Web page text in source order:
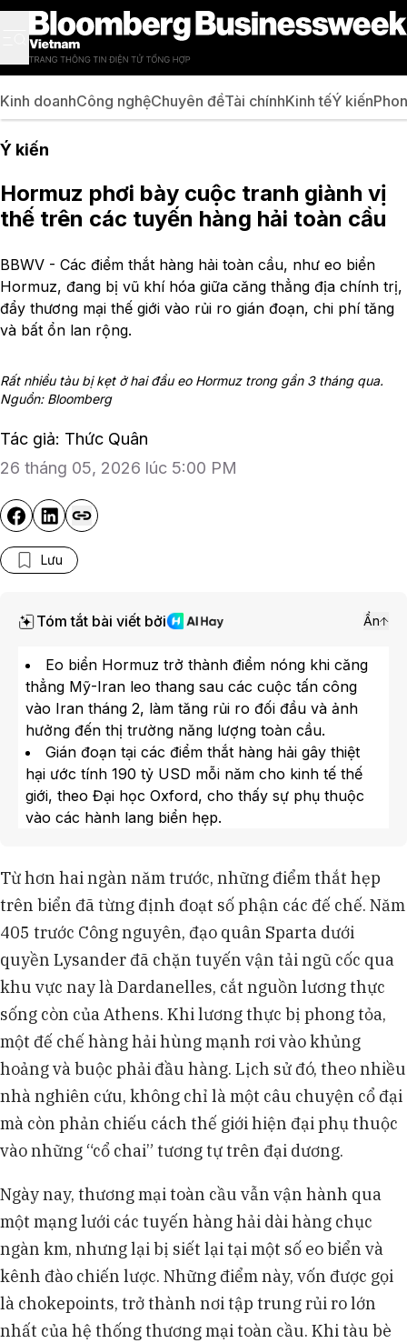
Kinh doanhCông nghệChuyên đềTài chínhKinh tếÝ kiến
Ý kiến
Hormuz phơi bày cuộc tranh giành vị
thế trên các tuyến hàng hải toàn cầu
BBWV - Các điểm thắt hàng hải toàn cầu, như eo biển
Hormuz, đang bị vũ khí hóa giữa căng thẳng địa chính trị,
đẩy thương mại thế giới vào rủi ro gián đoạn, chi phí tăng
và bất ổn lan rộng.
Rất nhiều tàu bị kẹt ở hai đầu eo Hormuz trong gần 3 tháng qua.
Nguồn: Bloomberg
Tác giả: Thức Quân
26 tháng 05, 2026 lúc 5:00 PM
Lưu
Tóm tắt bài viết bởi Ẩn
Eo biển Hormuz trở thành điểm nóng khi căng
thẳng Mỹ-Iran leo thang sau các cuộc tấn công
vào Iran tháng 2, làm tăng rủi ro đối đầu và ảnh
hưởng đến thị trường năng lượng toàn cầu.
Gián đoạn tại các điểm thắt hàng hải gây thiệt
hại ước tính 190 tỷ USD mỗi năm cho kinh tế thế
giới, theo Đại học Oxford, cho thấy sự phụ thuộc
vào các hành lang biển hẹp.
có thể thúc đẩy Trung Quốc phát triển tuyến
đường thay thế qua Nicaragua.
Các cuộc tấn công của lực lượng Houthi từ năm
2023 khiến nhiều hãng vận tải chuyển hướng qua
Mũi Hảo Vọng, tăng chi phí và thời gian vận
chuyển, dù một số tàu Trung Quốc vẫn đi qua
Suez.
Hạn hán năm 2023 làm giảm mực nước Kênh
đào Panama, hạn chế số lượng tàu qua lại, và dự
báo El Niño có thể gây thêm gián đoạn, kết hợp với
căng thẳng địa chính trị làm tăng bất ổn.
Từ hơn hai ngàn năm trước, những điểm thắt hẹp
trên biển đã từng định đoạt số phận các đế chế. Năm
405 trước Công nguyên, đạo quân Sparta dưới
quyền Lysander đã chặn tuyến vận tải ngũ cốc qua
khu vực nay là Dardanelles, cắt nguồn lương thực
sống còn của Athens. Khi lương thực bị phong tỏa,
một đế chế hàng hải hùng mạnh rơi vào khủng
hoảng và buộc phải đầu hàng. Lịch sử đó, theo nhiều
nhà nghiên cứu, không chỉ là một câu chuyện cổ đại
mà còn phản chiếu cách thế giới hiện đại phụ thuộc
vào những “cổ chai” tương tự trên đại dương.
Ngày nay, thương mại toàn cầu vẫn vận hành qua
một mạng lưới các tuyến hàng hải dài hàng chục
ngàn km, nhưng lại bị siết lại tại một số eo biển và
kênh đào chiến lược. Những điểm này, vốn được gọi
là chokepoints, trở thành nơi tập trung rủi ro lớn
nhất của hệ thống thương mại toàn cầu. Khi tàu bè